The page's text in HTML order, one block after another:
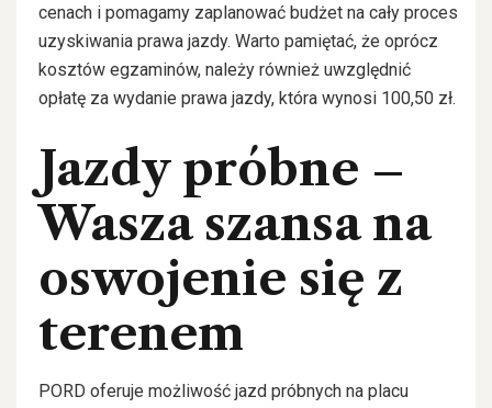
cenach i pomagamy zaplanować budżet na cały proces
uzyskiwania prawa jazdy. Warto pamiętać, że oprócz
kosztów egzaminów, należy również uwzględnić
opłatę za wydanie prawa jazdy, która wynosi 100,50 zł.
Jazdy próbne –
Wasza szansa na
oswojenie się z
terenem
PORD oferuje możliwość jazd próbnych na placu